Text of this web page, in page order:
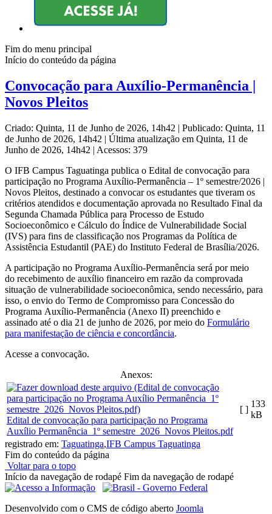
Fim do menu principal
Início do conteúdo da página
Convocação para Auxílio-Permanência |
Novos Pleitos
Criado: Quinta, 11 de Junho de 2026, 14h42 | Publicado: Quinta, 11
de Junho de 2026, 14h42 | Última atualização em Quinta, 11 de
Junho de 2026, 14h42 | Acessos: 379
O IFB Campus Taguatinga publica o Edital de convocação para
participação no Programa Auxílio-Permanência – 1º semestre/2026 |
Novos Pleitos, destinado a convocar os estudantes que tiveram os
critérios atendidos e documentação aprovada no Resultado Final da
Segunda Chamada Pública para Processo de Estudo
Socioeconômico e Cálculo do Índice de Vulnerabilidade Social
(IVS) para fins de classificação nos Programas da Política de
Assistência Estudantil (PAE) do Instituto Federal de Brasília/2026.
A participação no Programa Auxílio-Permanência será por meio
do recebimento de auxílio financeiro em razão da comprovada
situação de vulnerabilidade socioeconômica, sendo necessário, para
isso, o envio do Termo de Compromisso para Concessão do
Programa Auxílio-Permanência (Anexo II) preenchido e
assinado até o dia 21 de junho de 2026, por meio do Formulário
para manifestação de ciência e concordância.
Acesse a convocação.
Anexos:
Edital de convocação para participação no Programa
Auxílio Permanência_1º semestre_2026_Novos Pleitos.pdf
[ ]
133
kB
registrado em: Taguatinga,IFB Campus Taguatinga
Fim do conteúdo da página
Voltar para o topo
Início da navegação de rodapé Fim da navegação de rodapé
Desenvolvido com o CMS de código aberto Joomla